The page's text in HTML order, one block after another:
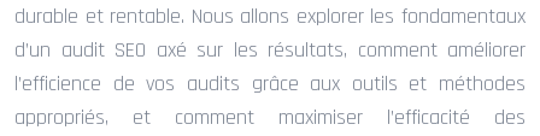
durable et rentable. Nous allons explorer les fondamentaux
d’un audit SEO axé sur les résultats, comment améliorer
l’efficience de vos audits grâce aux outils et méthodes
appropriés, et comment maximiser l’efficacité des